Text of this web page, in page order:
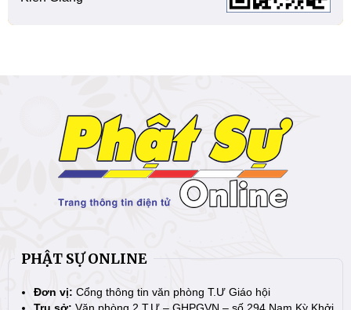
PHẬT SỰ ONLINE
Đơn vị: Cổng thông tin văn phòng T.Ư Giáo hội
Trụ sở: Văn phòng 2 T.Ư – GHPGVN – số 294 Nam Kỳ Khởi